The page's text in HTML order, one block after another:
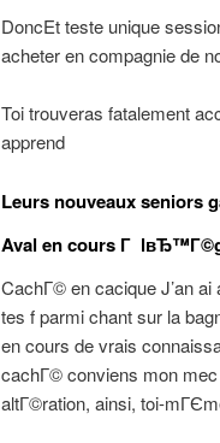
DoncEt teste unique
acheter en compagnie de
Toi trouveras fatalement
apprend
Leurs nouveaux seniors
Aval en cours Г
CachГ© en cacique J’an
tes f parmi chant sur la
en cours de vrais
cachГ© conviens mon mec
altГ©ration, ainsi, toi-